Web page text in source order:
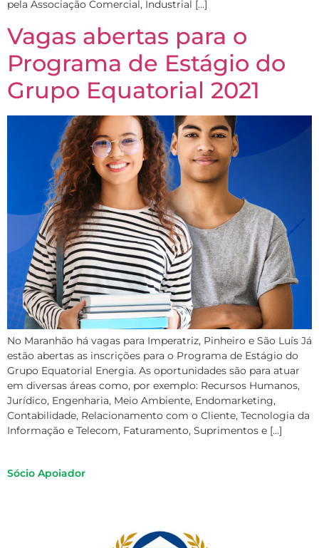
pela Associação Comercial, Industrial […]
Vagas abertas para o
Programa de Estágio do
Grupo Equatorial 2021
No Maranhão há vagas para Imperatriz, Pinheiro e São Luís Já
estão abertas as inscrições para o Programa de Estágio do
Grupo Equatorial Energia. As oportunidades são para atuar
em diversas áreas como, por exemplo: Recursos Humanos,
Jurídico, Engenharia, Meio Ambiente, Endomarketing,
Contabilidade, Relacionamento com o Cliente, Tecnologia da
Informação e Telecom, Faturamento, Suprimentos e […]
Sócio Apoiador